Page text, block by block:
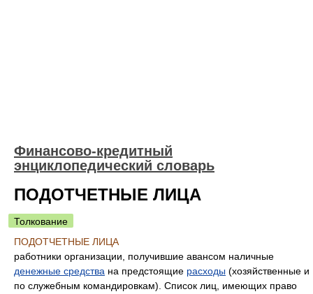
Финансово-кредитный
энциклопедический словарь
ПОДОТЧЕТНЫЕ ЛИЦА
Толкование
ПОДОТЧЕТНЫЕ ЛИЦА
работники организации, получившие авансом наличные
денежные средства на предстоящие расходы (хозяйственные и
по служебным командировкам). Список лиц, имеющих право